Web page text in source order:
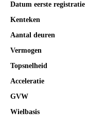
Datum eerste registratie
Kenteken
Aantal deuren
Vermogen
Topsnelheid
Acceleratie
GVW
Wielbasis